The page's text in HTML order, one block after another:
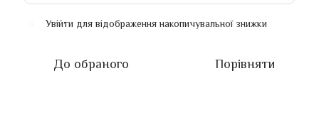
Увійти для відображення накопичувальної знижки
До обраного Порівняти